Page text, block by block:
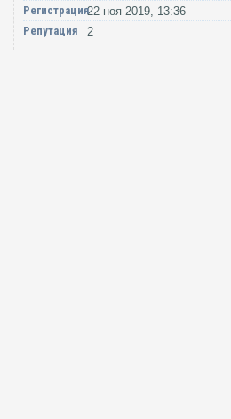
Регистрация22 ноя 2019, 13:36
Репутация
2